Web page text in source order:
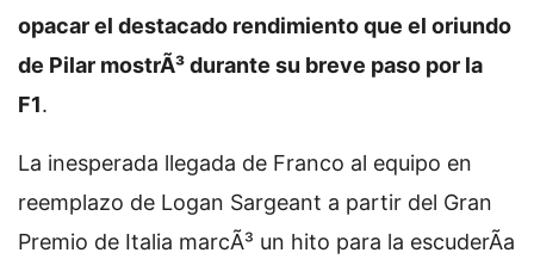
opacar el destacado rendimiento que el oriundo
de Pilar mostrÃ³ durante su breve paso por la
F1.
La inesperada llegada de Franco al equipo en
reemplazo de Logan Sargeant a partir del Gran
Premio de Italia marcÃ³ un hito para la escuderÃ­a